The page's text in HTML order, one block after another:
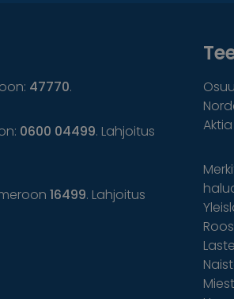
47770.
0600 04499. Lahjoitus
16499. Lahjoitus
Aktia